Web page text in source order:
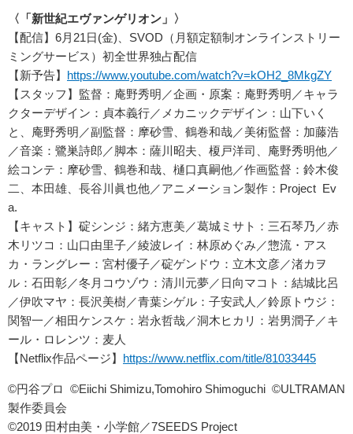
〈「新世紀エヴァンゲリオン」〉
【配信】6月21日(金)、SVOD（月額定額制オンラインストリー
ミングサービス）初全世界独占配信
【新予告】 https://www.youtube.com/watch?v=kOH2_8MkgZY
【スタッフ】監督：庵野秀明／企画・原案：庵野秀明／キャラ
クターデザイン：貞本義行／メカニックデザイン：山下いく
と、庵野秀明／副監督：摩砂雪、鶴巻和哉／美術監督：加藤浩
／音楽：鷺巣詩郎／脚本：薩川昭夫、榎戸洋司、庵野秀明他／
絵コンテ：摩砂雪、鶴巻和哉、樋口真嗣他／作画監督：鈴木俊
二、本田雄、長谷川眞也他／アニメーション製作：Project Ev
a.
【キャスト】碇シンジ：緒方恵美／葛城ミサト：三石琴乃／赤
木リツコ：山口由里子／綾波レイ：林原めぐみ／惣流・アス
カ・ラングレー：宮村優子／碇ゲンドウ：立木文彦／渚カヲ
ル：石田彰／冬月コウゾウ：清川元夢／日向マコト：結城比呂
／伊吹マヤ：長沢美樹／青葉シゲル：子安武人／鈴原トウジ：
関智一／相田ケンスケ：岩永哲哉／洞木ヒカリ：岩男潤子／キ
ール・ロレンツ：麦人
【Netflix作品ページ】 https://www.netflix.com/title/81033445
©円谷プロ ©Eiichi Shimizu,Tomohiro Shimoguchi ©ULTRAMAN
製作委員会
©️2019 田村由美・小学館／7SEEDS Project